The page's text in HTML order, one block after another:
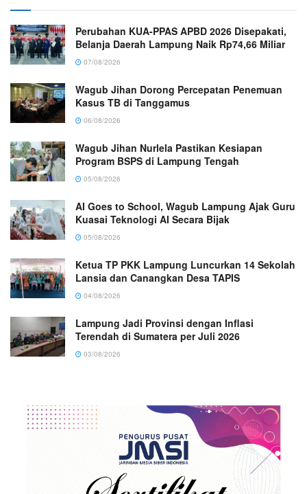
Perubahan KUA-PPAS APBD 2026 Disepakati,
Belanja Daerah Lampung Naik Rp74,66 Miliar
07/08/2026
Wagub Jihan Dorong Percepatan Penemuan
Kasus TB di Tanggamus
06/08/2026
Wagub Jihan Nurlela Pastikan Kesiapan
Program BSPS di Lampung Tengah
05/08/2026
AI Goes to School, Wagub Lampung Ajak Guru
Kuasai Teknologi AI Secara Bijak
05/08/2026
Ketua TP PKK Lampung Luncurkan 14 Sekolah
Lansia dan Canangkan Desa TAPIS
04/08/2026
Lampung Jadi Provinsi dengan Inflasi
Terendah di Sumatera per Juli 2026
03/08/2026